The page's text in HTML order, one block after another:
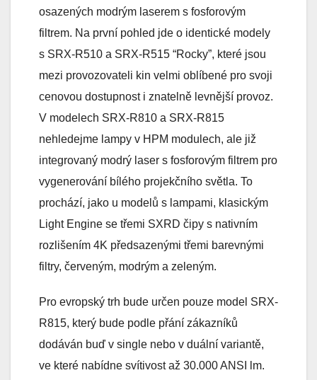
osazených modrým laserem s fosforovým
filtrem. Na první pohled jde o identické modely
s SRX-R510 a SRX-R515 “Rocky”, které jsou
mezi provozovateli kin velmi oblíbené pro svoji
cenovou dostupnost i znatelně levnější provoz.
V modelech SRX-R810 a SRX-R815
nehledejme lampy v HPM modulech, ale již
integrovaný modrý laser s fosforovým filtrem pro
vygenerování bílého projekčního světla. To
prochází, jako u modelů s lampami, klasickým
Light Engine se třemi SXRD čipy s nativním
rozlišením 4K předsazenými třemi barevnými
filtry, červeným, modrým a zeleným.
Pro evropský trh bude určen pouze model SRX-
R815, který bude podle přání zákazníků
dodáván buď v single nebo v duální variantě,
ve které nabídne svítivost až 30.000 ANSI lm.